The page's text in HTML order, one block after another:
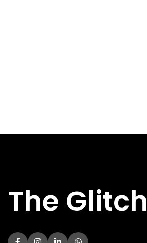
The Glitch